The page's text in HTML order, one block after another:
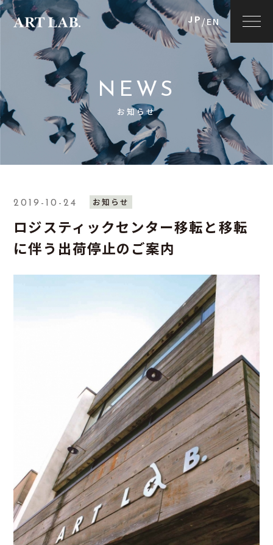
JP/EN
NEWS
お知らせ
2019-10-24 お知らせ
ロジスティックセンター移転と移転
に伴う出荷停止のご案内